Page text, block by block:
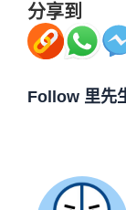
分享到
Follow 里先